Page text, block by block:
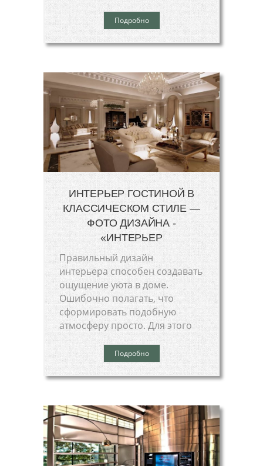
Подробно
ИНТЕРЬЕР ГОСТИНОЙ В
КЛАССИЧЕСКОМ СТИЛЕ —
ФОТО ДИЗАЙНА -
«ИНТЕРЬЕР
Правильный дизайн
интерьера способен создавать
ощущение уюта в доме.
Ошибочно полагать, что
сформировать подобную
атмосферу просто. Для этого
Подробно